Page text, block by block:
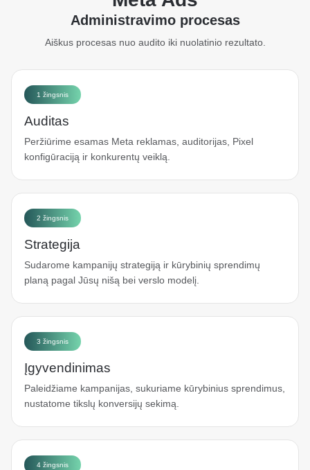
Administravimo procesas
Aiškus procesas nuo audito iki nuolatinio rezultato.
1 žingsnis
Auditas
Peržiūrime esamas Meta reklamas, auditorijas, Pixel
konfigūraciją ir konkurentų veiklą.
2 žingsnis
Strategija
Sudarome kampanijų strategiją ir kūrybinių sprendimų
planą pagal Jūsų nišą bei verslo modelį.
3 žingsnis
Įgyvendinimas
Paleidžiame kampanijas, sukuriame kūrybinius sprendimus,
nustatome tikslų konversijų sekimą.
4 žingsnis